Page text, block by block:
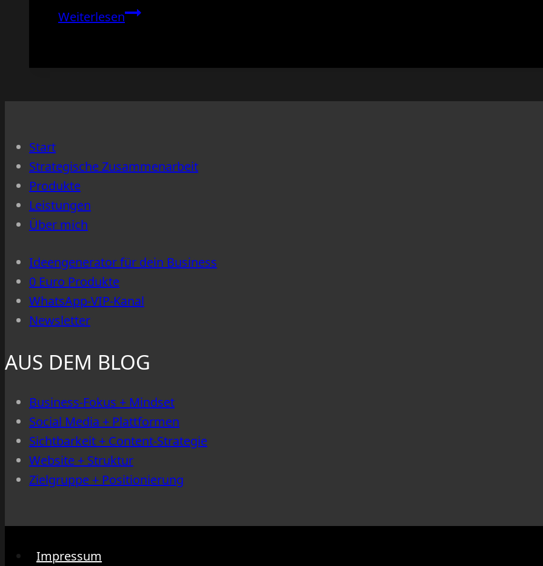
WeiterlesenWarum
oft
es
Start
Strategische Zusammenarbeit
Produkte
Leistungen
Über mich
Ideengenerator für dein Business
0 Euro Produkte
WhatsApp-VIP-Kanal
Newsletter
AUS DEM BLOG
Business-Fokus + Mindset
Social Media + Plattformen
Sichtbarkeit + Content-Strategie
Website + Struktur
Zielgruppe + Positionierung
Impressum